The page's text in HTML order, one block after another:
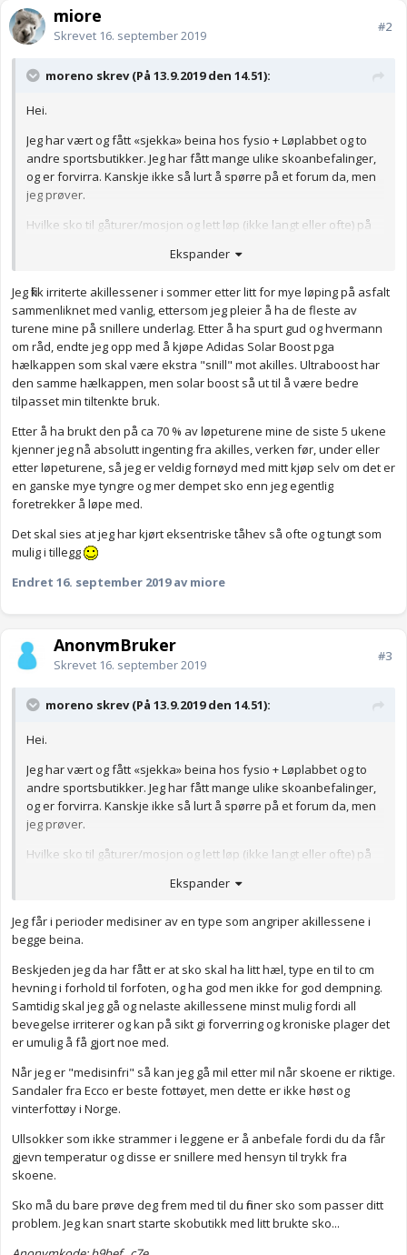
miore
Skrevet 16. september 2019
#2
moreno skrev (På 13.9.2019 den 14.51):
Hei.
Jeg har vært og fått «sjekka» beina hos fysio + Løplabbet og to
andre sportsbutikker. Jeg har fått mange ulike skoanbefalinger,
og er forvirra. Kanskje ikke så lurt å spørre på et forum da, men
jeg prøver.
Hvilke sko til gåturer/mosjon og lett løp (ikke langt eller ofte) på
Jeg skadet akillesen for noen år siden, og den har pga dette blitt
kronisk stiv. Kan sammenlignes med akillestendinose sier fysio.
Den er stiv og øm hele tiden. Jeghar øvelser etc for det, men jeg
vil nå gjerne gå til/fra jobb og være aktiv likevel, derfor spør jeg
om sko.
Forslag?
Ekspander
Jeg fikk irriterte akillessener i sommer etter litt for mye løping på asfalt
sammenliknet med vanlig, ettersom jeg pleier å ha de fleste av
turene mine på snillere underlag. Etter å ha spurt gud og hvermann
om råd, endte jeg opp med å kjøpe Adidas Solar Boost pga
hælkappen som skal være ekstra "snill" mot akilles. Ultraboost har
den samme hælkappen, men solar boost så ut til å være bedre
tilpasset min tiltenkte bruk.
Etter å ha brukt den på ca 70 % av løpeturene mine de siste 5 ukene
kjenner jeg nå absolutt ingenting fra akilles, verken før, under eller
etter løpeturene, så jeg er veldig fornøyd med mitt kjøp selv om det er
en ganske mye tyngre og mer dempet sko enn jeg egentlig
foretrekker å løpe med.
Det skal sies at jeg har kjørt eksentriske tåhev så ofte og tungt som
mulig i tillegg
Endret 16. september 2019av miore
AnonymBruker
Skrevet 16. september 2019
#3
moreno skrev (På 13.9.2019 den 14.51):
Hei.
Jeg har vært og fått «sjekka» beina hos fysio + Løplabbet og to
andre sportsbutikker. Jeg har fått mange ulike skoanbefalinger,
og er forvirra. Kanskje ikke så lurt å spørre på et forum da, men
jeg prøver.
Hvilke sko til gåturer/mosjon og lett løp (ikke langt eller ofte) på
Jeg skadet akillesen for noen år siden, og den har pga dette blitt
kronisk stiv. Kan sammenlignes med akillestendinose sier fysio.
vil nå gjerne gå til/fra jobb og være aktiv likevel, derfor spør jeg
om sko.
Forslag?
Ekspander
Jeg får i perioder medisiner av en type som angriper akillessene i
begge beina.
Beskjeden jeg da har fått er at sko skal ha litt hæl, type en til to cm
hevning i forhold til forfoten, og ha god men ikke for god dempning.
Samtidig skal jeg gå og nelaste akillessene minst mulig fordi all
bevegelse irriterer og kan på sikt gi forverring og kroniske plager det
er umulig å få gjort noe med.
Når jeg er "medisinfri" så kan jeg gå mil etter mil når skoene er riktige.
Sandaler fra Ecco er beste fottøyet, men dette er ikke høst og
vinterfottøy i Norge.
Ullsokker som ikke strammer i leggene er å anbefale fordi du da får
gjevn temperatur og disse er snillere med hensyn til trykk fra
skoene.
Sko må du bare prøve deg frem med til du finner sko som passer ditt
problem. Jeg kan snart starte skobutikk med litt brukte sko...